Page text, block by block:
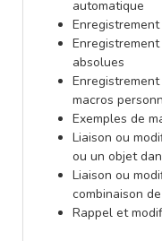
automatique
absolues
macros
Exemples de
Liaison ou
ou un objet
Liaison ou
combinaison
Rappel et